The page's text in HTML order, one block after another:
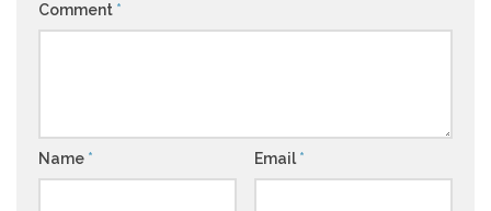
Comment *
Name * Email *